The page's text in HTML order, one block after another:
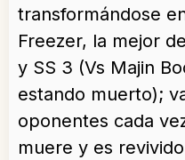
transformándose
Freezer, la mejor
y SS 3 (Vs Majin
estando muerto);
oponentes cada
muere y es